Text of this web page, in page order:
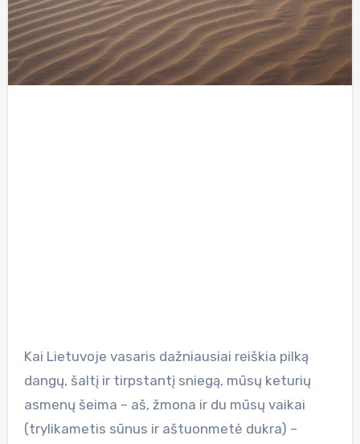
Kai Lietuvoje vasaris dažniausiai reiškia pilką
dangų, šaltį ir tirpstantį sniegą, mūsų keturių
asmenų šeima – aš, žmona ir du mūsų vaikai
(trylikametis sūnus ir aštuonmetė dukra) –